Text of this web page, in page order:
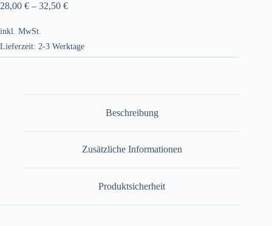
28,00 € – 32,50 €
inkl. MwSt.
Lieferzeit: 2-3 Werktage
Beschreibung
Zusätzliche Informationen
Produktsicherheit